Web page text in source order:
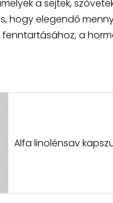
a sejtek,
hogy elegendő
a
Alfa linolénsav